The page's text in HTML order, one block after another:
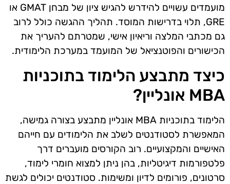
מועמדים עשויים להידרש להגיש ציון של מבחן GMAT או
GRE, תלוי בדרישות המוסד. תהליך ההגשה כולל לרוב
גם מכתבי המלצה וריאיון אישי, שמטרתם להעריך את
הכישורים והפוטנציאל של המועמד במערכת הלימודית.
כיצד מתבצע הלימוד בתוכניות
MBA אונליין?
הלימוד בתוכניות MBA אונליין מתבצע בצורה גמישה,
המאפשרת לסטודנטים לשלב את הלימודים עם חייהם
האישיים והמקצועיים. רוב הקורסים מועברים דרך
פלטפורמות דיגיטליות, בהן ניתן למצוא חומרי לימוד,
סרטונים, פורומים לדיון ומשימות. סטודנטים יכולים לגשת